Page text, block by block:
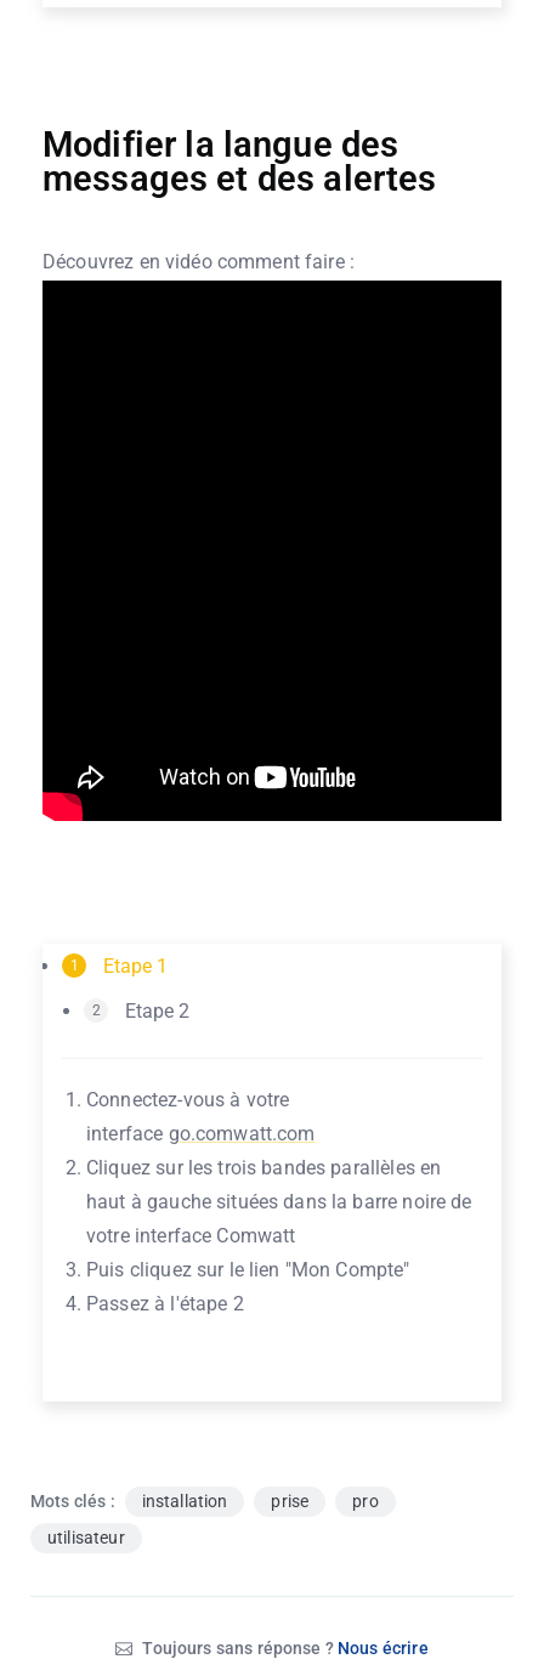
Modifier la langue des
messages et des alertes
Découvrez en vidéo comment faire :
1 Etape 1
2 Etape 2
Connectez-vous à votre
interface go.comwatt.com
Cliquez sur les trois bandes parallèles en
haut à gauche situées dans la barre noire de
votre interface Comwatt
Puis cliquez sur le lien "Mon Compte"
Passez à l'étape 2
Mots clés : installation prise
pro
utilisateur
Toujours sans réponse ? Nous écrire